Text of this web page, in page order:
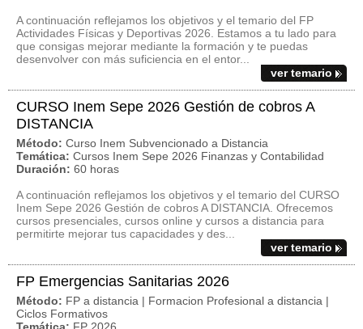
A continuación reflejamos los objetivos y el temario del FP
Actividades Físicas y Deportivas 2026. Estamos a tu lado para
que consigas mejorar mediante la formación y te puedas
desenvolver con más suficiencia en el entor...
ver temario
CURSO Inem Sepe 2026 Gestión de cobros A
DISTANCIA
Método: Curso Inem Subvencionado a Distancia
Temática: Cursos Inem Sepe 2026 Finanzas y Contabilidad
Duración: 60 horas
A continuación reflejamos los objetivos y el temario del CURSO
Inem Sepe 2026 Gestión de cobros A DISTANCIA. Ofrecemos
cursos presenciales, cursos online y cursos a distancia para
permitirte mejorar tus capacidades y des...
ver temario
FP Emergencias Sanitarias 2026
Método: FP a distancia | Formacion Profesional a distancia |
Ciclos Formativos